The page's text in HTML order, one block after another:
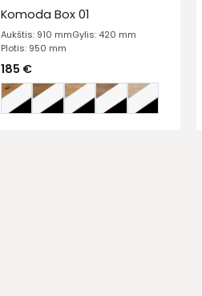
Komoda Box 01
Aukštis: 910 mmGylis: 420 mm
Plotis: 950 mm
185 €